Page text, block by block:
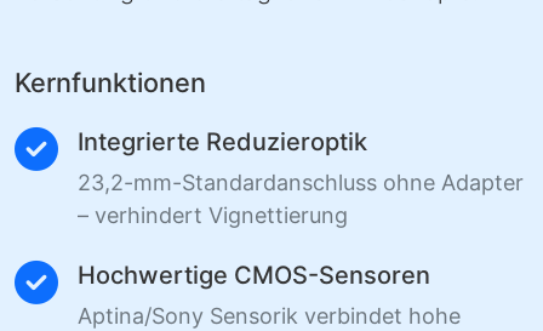
Kernfunktionen
Integrierte Reduzieroptik
23,2-mm-Standardanschluss ohne Adapter
– verhindert Vignettierung
Hochwertige CMOS-Sensoren
Aptina/Sony Sensorik verbindet hohe